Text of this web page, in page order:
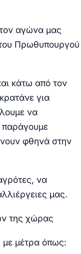
αγώνα μας
Πρωθυπουργού
κάτω από τον
για
να
παράγουμε
φθηνά στην
να
μας.
της χώρας
μέτρα όπως: